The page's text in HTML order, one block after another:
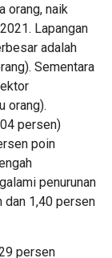
orang, naik
Lapangan
adalah
Sementara
orang).
persen)
poin
penurunan
1,40 persen
persen